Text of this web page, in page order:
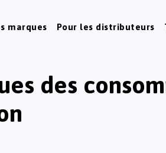
marques Pour les distributeurs
des